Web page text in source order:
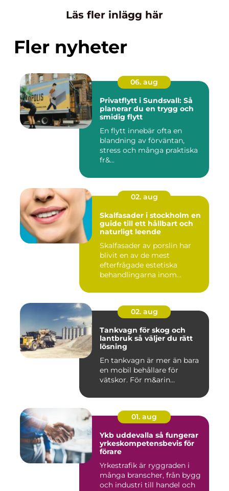
Läs fler inlägg här
Fler nyheter
06. aug
Privatflytt i Sundsvall: Så
planerar du en trygg och
smidig flytt
En flytt innebär ofta en
blandning av förväntan,
stress och många praktiska
fr&...
02. aug
Skalfasader i stockholm en
guide till ett hållbart och
naturligt leende
Skalfasader av porslin har
blivit en av de mest
efterfrågade estetiska
behandlingarna inom
02. aug
Tankvagn för skog och
lantbruk så väljer du rätt
lösning
En tankvagn är mer än bara
en mobil behållare för
vätskor. För m&arin...
01. aug
Ykb uddevalla så fungerar
yrkeskompetensbevis för
förare
Yrkestrafik är ryggraden i
många branscher, från bygg
och industri till handel och